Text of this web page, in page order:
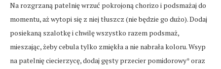
Na rozgrzaną patelnię wrzuć pokrojoną chorizo i podsmażaj do
momentu, aż wytopi się z niej tłuszcz (nie będzie go dużo). Dodaj
posiekaną szalotkę i chwilę wszystko razem podsmaż,
mieszając, żeby cebula tylko zmiękła a nie nabrała koloru. Wsyp
na patelnię ciecierzycę, dodaj gęsty przecier pomidorowy* oraz